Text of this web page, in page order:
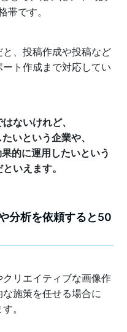
帯です。
、投稿作成や投稿など
ト作成まで対応してい
ないけれど、
いという企業や、
的に運用したいという
いえます。
分析を依頼すると50
リエイティブな画像作
施策を任せる場合に
。